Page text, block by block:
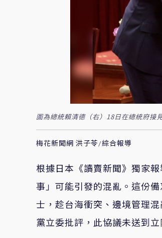
圖為總統賴清德（右）18日在總統府接
梅花新聞網 洪子苓/綜合報導
根據日本《讀賣新聞》獨家
事」可能引發的混亂。這份
士，趁台海衝突、邊境管理
黨立委批評，此協議未送到